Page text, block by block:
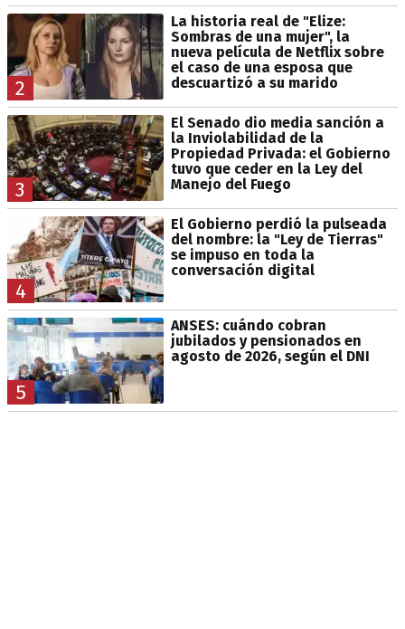
2
La historia real de "Elize:
Sombras de una mujer", la
nueva película de Netflix sobre
el caso de una esposa que
descuartizó a su marido
3
El Senado dio media sanción a
la Inviolabilidad de la
Propiedad Privada: el Gobierno
tuvo que ceder en la Ley del
Manejo del Fuego
4
El Gobierno perdió la pulseada
del nombre: la "Ley de Tierras"
se impuso en toda la
conversación digital
5
ANSES: cuándo cobran
jubilados y pensionados en
agosto de 2026, según el DNI